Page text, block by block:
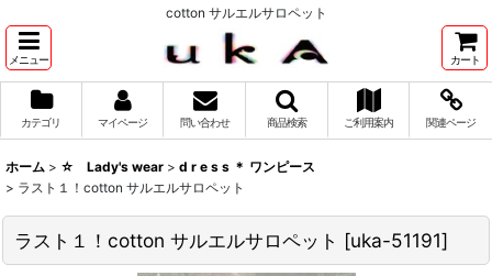
cotton サルエルサロペット
メニュー カート
カテゴリ マイページ 問い合わせ 商品検索 ご利用案内 関連ページ
ホーム > ☆ Lady's wear > d r e s s ＊ ワンピース
> ラスト１！cotton サルエルサロペット
ラスト１！cotton サルエルサロペット [uka-51191]